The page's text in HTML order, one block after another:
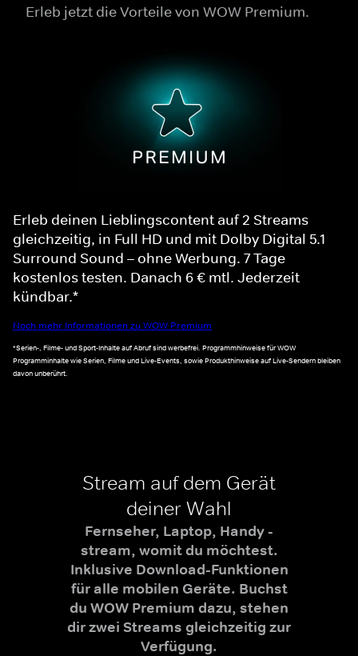
Erleb jetzt die Vorteile von WOW Premium.
Erleb deinen Lieblingscontent auf 2 Streams
gleichzeitig, in Full HD und mit Dolby Digital 5.1
Surround Sound – ohne Werbung. 7 Tage
kostenlos testen. Danach 6 € mtl. Jederzeit
kündbar.*
Noch mehr Informationen zu WOW Premium
*Serien-, Filme- und Sport-Inhalte auf Abruf sind werbefrei. Programmhinweise für WOW
Programminhalte wie Serien, Filme und Live-Events, sowie Produkthinweise auf Live-Sendern bleiben
davon unberührt.
Stream auf dem Gerät
deiner Wahl
Fernseher, Laptop, Handy -
stream, womit du möchtest.
Inklusive Download-Funktionen
für alle mobilen Geräte. Buchst
du WOW Premium dazu, stehen
dir zwei Streams gleichzeitig zur
Verfügung.